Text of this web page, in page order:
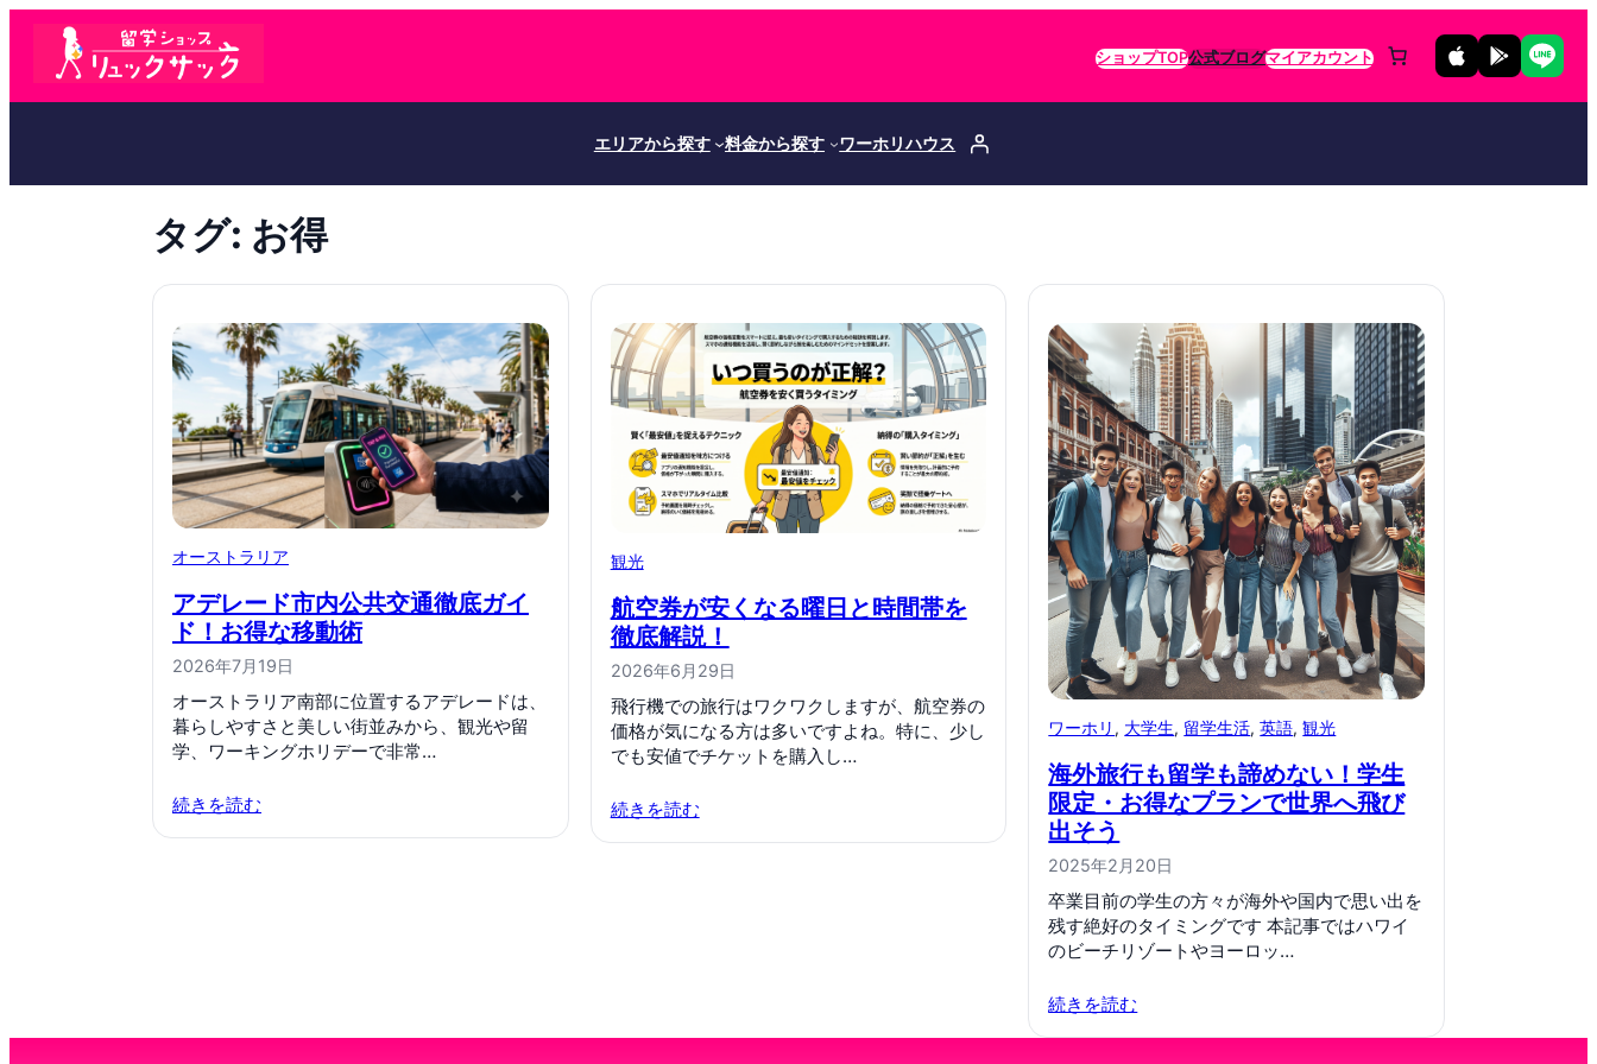
ショップTOP公式ブログマイアカウント
エリアから探す 料金から探す ワーホリハウス
タグ: お得
オーストラリア
アデレード市内公共交通徹底ガイ
ド！お得な移動術
2026年7月19日
オーストラリア南部に位置するアデレードは、
暮らしやすさと美しい街並みから、観光や留
学、ワーキングホリデーで非常…
続きを読む
観光
航空券が安くなる曜日と時間帯を
徹底解説！
2026年6月29日
飛行機での旅行はワクワクしますが、航空券の
価格が気になる方は多いですよね。特に、少し
でも安値でチケットを購入し…
続きを読む
ワーホリ , 大学生, 留学生活, 英語, 観光
海外旅行も留学も諦めない！学生
限定・お得なプランで世界へ飛び
出そう
2025年2月20日
卒業目前の学生の方々が海外や国内で思い出を
残す絶好のタイミングです 本記事ではハワイ
のビーチリゾートやヨーロッ…
続きを読む